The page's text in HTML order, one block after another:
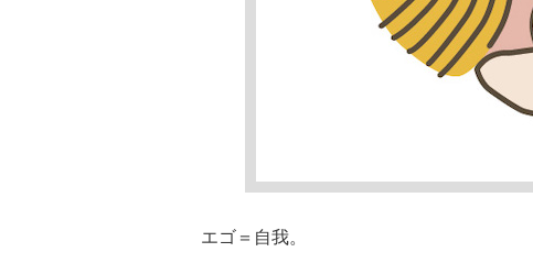
エゴ＝自我。